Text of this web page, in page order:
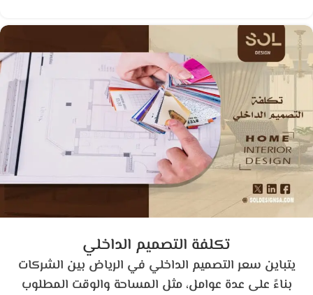
تكلفة التصميم الداخلي
يتباين سعر التصميم الداخلي في الرياض بين الشركات
بناءً على عدة عوامل، مثل المساحة والوقت المطلوب